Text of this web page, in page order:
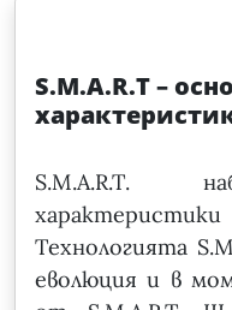
S.M.A.R.T –
S.M.A.R.T.
Технологията
еволюция и в